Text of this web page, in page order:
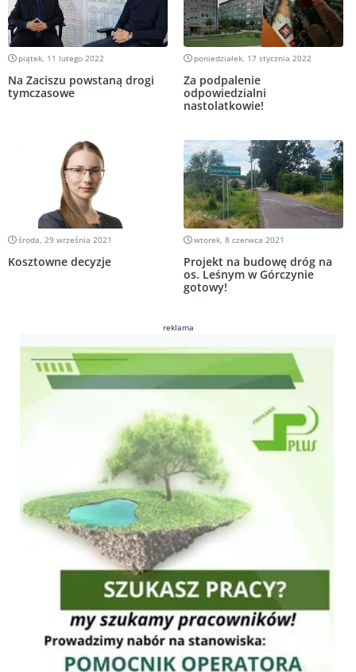
piątek, 11 lutego 2022
Na Zaciszu powstaną drogi
tymczasowe
poniedziałek, 17 stycznia 2022
Za podpalenie
odpowiedzialni
nastolatkowie!
środa, 29 września 2021
Kosztowne decyzje
wtorek, 8 czerwca 2021
Projekt na budowę dróg na
os. Leśnym w Górczynie
gotowy!
reklama